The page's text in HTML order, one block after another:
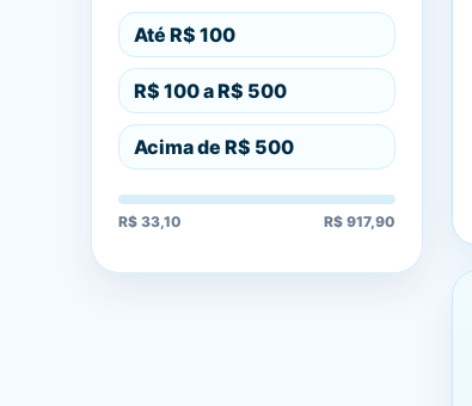
Até R$ 100
R$ 100 a R$ 500
Acima de R$ 500
R$ 33,10 R$ 917,90